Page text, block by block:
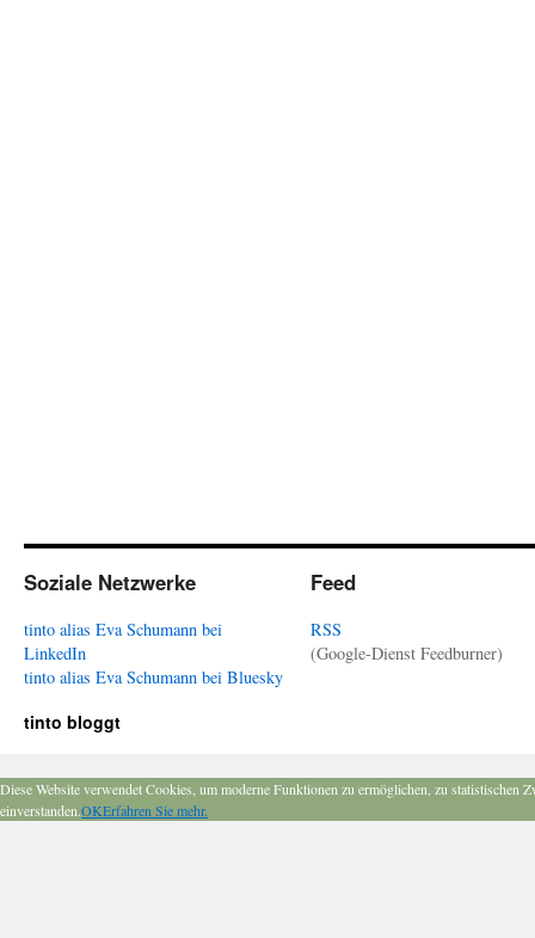
Soziale Netzwerke
tinto alias Eva Schumann bei
LinkedIn
tinto alias Eva Schumann bei Bluesky
Feed
RSS
(Google-Dienst Feedburner)
tinto bloggt
Diese Website verwendet Cookies, um moderne Funktionen zu ermöglichen, zu
einverstanden.OKErfahren Sie mehr.